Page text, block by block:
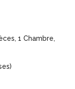
1 Chambre,